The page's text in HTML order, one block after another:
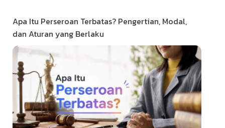
Apa Itu Perseroan Terbatas? Pengertian, Modal,
dan Aturan yang Berlaku